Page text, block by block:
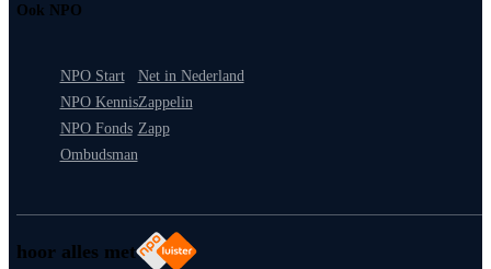
hoor alles met
Ook NPO
NPO Start
NPO Kennis
NPO Fonds
Ombudsman
Net in Nederland
Zappelin
Zapp